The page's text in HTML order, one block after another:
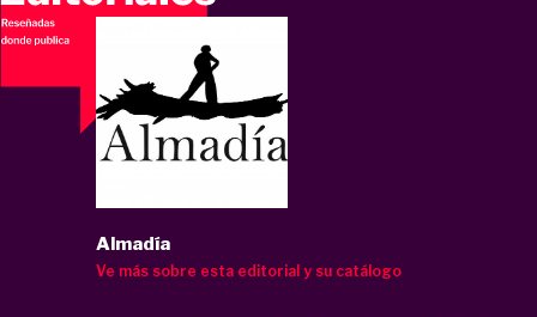
Almadía
Ve más sobre esta editorial y su catálogo